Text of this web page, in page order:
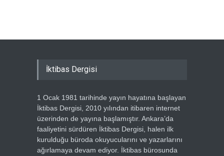
İktibas Dergisi
1 Ocak 1981 tarihinde yayın hayatına başlayan
İktibas Dergisi, 2010 yılından itibaren internet
üzerinden de yayına başlamıştır. Ankara’da
faaliyetini sürdüren İktibas Dergisi, halen ilk
kurulduğu büroda okuyucularını ve yazarlarını
ağırlamaya devam ediyor. İktibas bürosunda